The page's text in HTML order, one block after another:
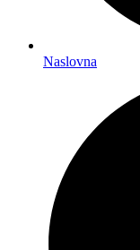
Naslovna